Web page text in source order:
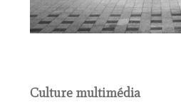
Culture multimédia